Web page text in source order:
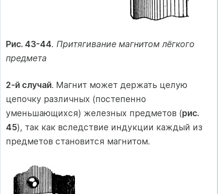
Рис. 43-44. Притягивание магнитом лёгкого
предмета
2-й случай. Магнит может держать целую
цепочку различных (постепенно
уменьшающихся) железных предметов (рис.
45), так как вследствие индукции каждый из
предметов становится магнитом.